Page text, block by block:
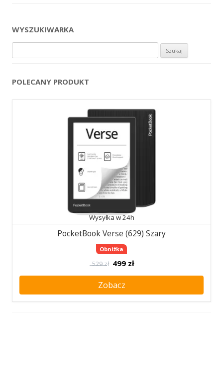
WYSZUKIWARKA
POLECANY PRODUKT
Wysyłka w 24h
PocketBook Verse (629) Szary
Obniżka
529 zł 499 zł
Zobacz